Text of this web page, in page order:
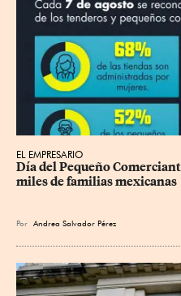
EL EMPRESARIO
Día del Pequeño
miles de familias mexicanas
Por Andrea Salvador Pérez